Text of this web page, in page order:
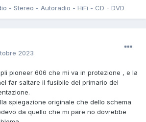
- Stereo - Autoradio - HiFi - CD - DVD
2023
pioneer 606 che mi va in protezione , e la
far saltare il fusibile del primario del
spiegazione originale che dello schema
da quello che mi pare no dovrebbe